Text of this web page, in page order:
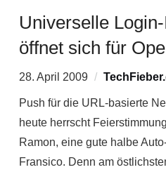
Universelle
öffnet sich für
28. April 2009
Push für die URL-basierte
heute herrscht
Ramon, eine gute halbe
Fransico. Denn am